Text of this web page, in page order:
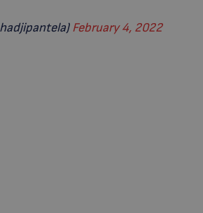
February 4, 2022